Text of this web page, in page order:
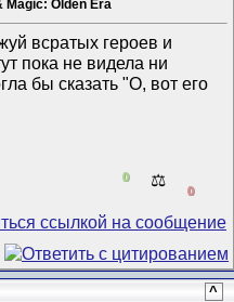
Magic: Olden Era
всратых героев и
пока не видела ни
бы сказать "О, вот его
0 ⚖️
0
^